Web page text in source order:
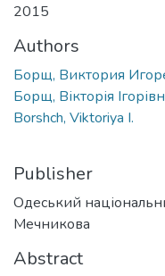
2015
Authors
Борщ, Виктория
Борщ, Вікторія
Borshch, Viktoriya I.
Publisher
Одеський
Мечникова
Abstract